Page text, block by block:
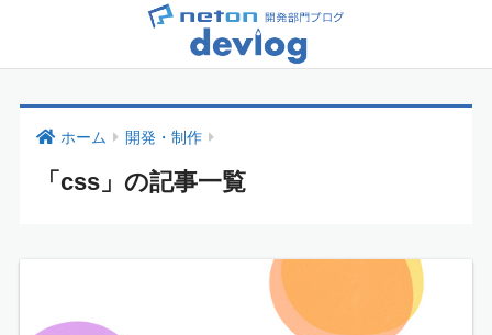
ホーム 開発・制作
「css」の記事一覧